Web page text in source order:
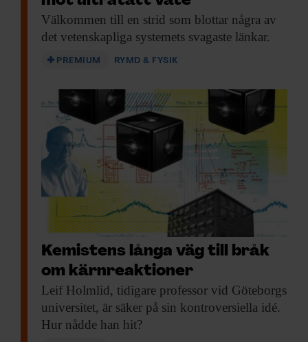
Välkommen till en strid som blottar några av
det vetenskapliga systemets svagaste länkar.
PREMIUM RYMD & FYSIK
Kemistens långa väg till bråk
om kärnreaktioner
Leif Holmlid, tidigare professor vid Göteborgs
universitet, är säker på sin kontroversiella idé.
Hur nådde han hit?